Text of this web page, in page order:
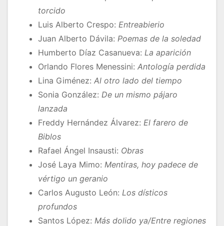
torcido
Luis Alberto Crespo: Entreabierio
Juan Alberto Dávila: Poemas de la soledad
Humberto Díaz Casanueva: La aparición
Orlando Flores Menessini: Antología perdida
Lina Giménez: Al otro lado del tiempo
Sonia González: De un mismo pájaro
lanzada
Freddy Hernández Álvarez: El farero de
Biblos
Rafael Ángel Insausti: Obras
José Laya Mimo: Mentiras, hoy padece de
vértigo un geranio
Carlos Augusto León: Los dísticos
profundos
Santos López: Más dolido ya/Entre regiones